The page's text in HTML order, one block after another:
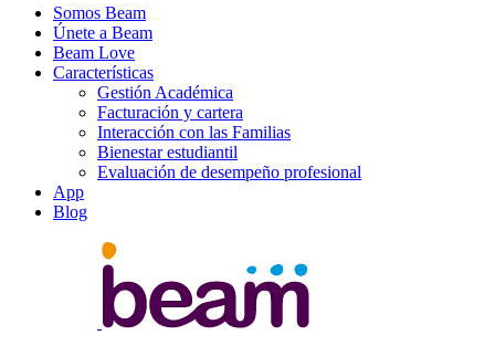
Somos Beam
Únete a Beam
Beam Love
Características
Gestión Académica
Facturación y cartera
Interacción con las Familias
Bienestar estudiantil
Evaluación de desempeño profesional
App
Blog